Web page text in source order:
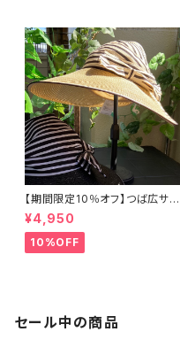
【期間限定10％オフ】つば広サマ
ーハット・サンバイザー ボーダ
ー切り替え BIGリボン・女優帽
紫外線対策 レディースハット・帽
子【ベージュ】
¥4,950
10%OFF
セール中の商品